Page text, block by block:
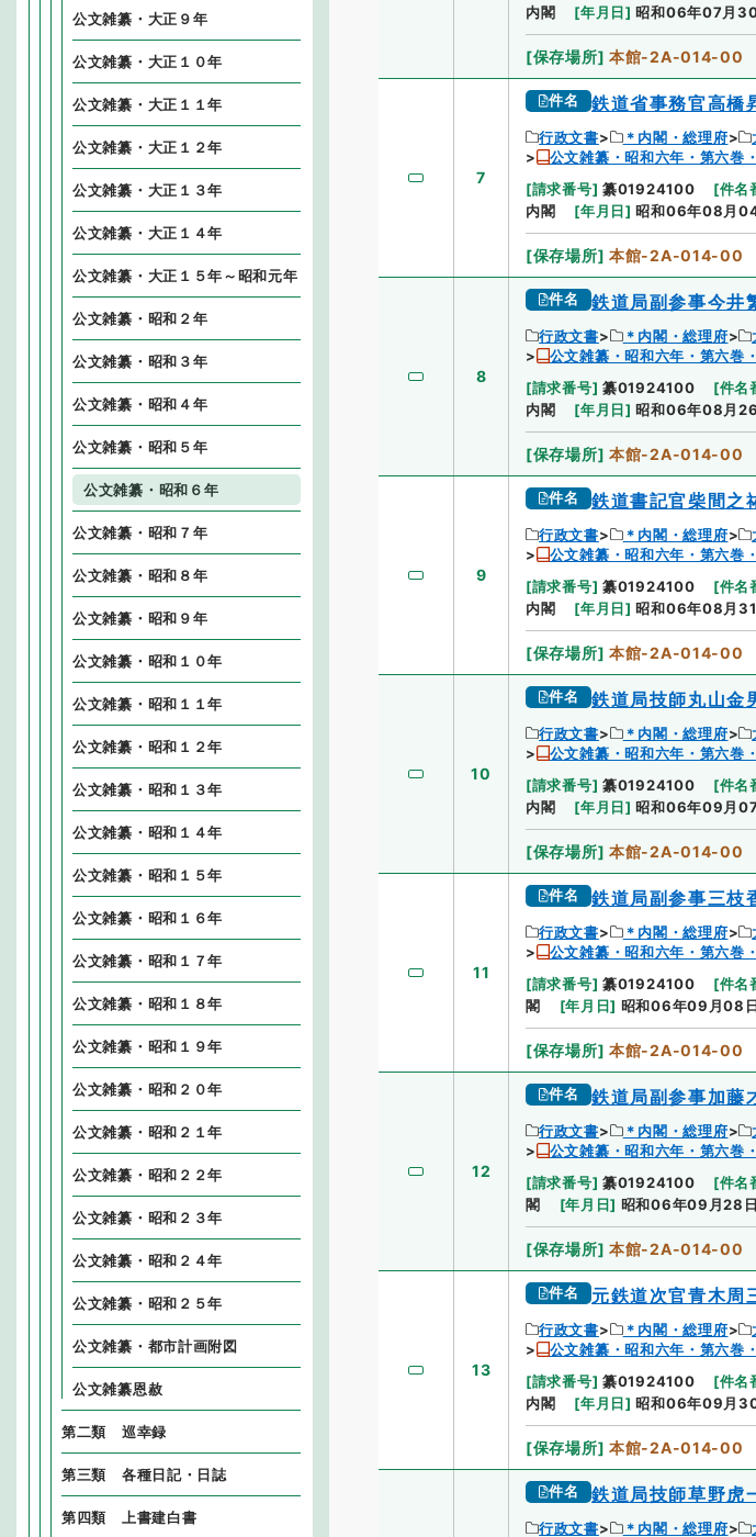
内閣
[年月日] 昭和06年07月
[保存場所] 本館-2A-014-00
7
件名 鉄道省事務官高橋
行政文書 ＊内閣・総理府
公文雑纂・昭和六年・第六巻
[請求番号] 纂01924100 [件名
内閣
[年月日] 昭和06年08月
[保存場所] 本館-2A-014-00
8
件名 鉄道局副参事今井
行政文書 ＊内閣・総理府
公文雑纂・昭和六年・第六巻
[請求番号] 纂01924100 [件名
内閣
[年月日] 昭和06年08月
[保存場所] 本館-2A-014-00
9
件名 鉄道書記官柴間之
行政文書 ＊内閣・総理府
公文雑纂・昭和六年・第六巻
[請求番号] 纂01924100 [件名
内閣
[年月日] 昭和06年08月31
[保存場所] 本館-2A-014-00
10
件名 鉄道局技師丸山金
行政文書 ＊内閣・総理府
公文雑纂・昭和六年・第六巻
[請求番号] 纂01924100 [件名
内閣
[年月日] 昭和06年09月
[保存場所] 本館-2A-014-00
11
件名 鉄道局副参事三枝
行政文書 ＊内閣・総理府
公文雑纂・昭和六年・第六巻
[請求番号] 纂01924100 [件名
閣
[年月日] 昭和06年09月08
[保存場所] 本館-2A-014-00
12
件名 鉄道局副参事加藤
行政文書 ＊内閣・総理府
公文雑纂・昭和六年・第六巻
[請求番号] 纂01924100 [件名
閣
[年月日] 昭和06年09月28日
[保存場所] 本館-2A-014-00
13
件名 元鉄道次官青木周
行政文書 ＊内閣・総理府
公文雑纂・昭和六年・第六巻
[請求番号] 纂01924100 [件名
内閣
[年月日] 昭和06年09月
[保存場所] 本館-2A-014-00
件名 鉄道局技師草野虎
行政文書 ＊内閣・総理府
公文雑纂・大正９年
公文雑纂・大正１０年
公文雑纂・大正１１年
公文雑纂・大正１２年
公文雑纂・大正１３年
公文雑纂・大正１４年
公文雑纂・大正１５年～昭和元年
公文雑纂・昭和２年
公文雑纂・昭和３年
公文雑纂・昭和４年
公文雑纂・昭和５年
公文雑纂・昭和６年
公文雑纂・昭和７年
公文雑纂・昭和８年
公文雑纂・昭和９年
公文雑纂・昭和１０年
公文雑纂・昭和１１年
公文雑纂・昭和１２年
公文雑纂・昭和１３年
公文雑纂・昭和１４年
公文雑纂・昭和１５年
公文雑纂・昭和１６年
公文雑纂・昭和１７年
公文雑纂・昭和１８年
公文雑纂・昭和１９年
公文雑纂・昭和２０年
公文雑纂・昭和２１年
公文雑纂・昭和２２年
公文雑纂・昭和２３年
公文雑纂・昭和２４年
公文雑纂・昭和２５年
公文雑纂・都市計画附図
公文雑纂恩赦
第二類 巡幸録
第三類 各種日記・日誌
第四類 上書建白書